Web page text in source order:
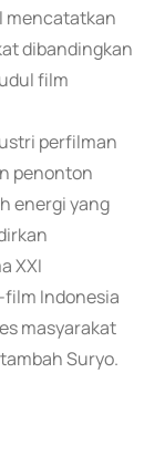
mencatatkan
dibandingkan
film
perfilman
penonton
energi yang
XXI
Indonesia
masyarakat
Suryo.